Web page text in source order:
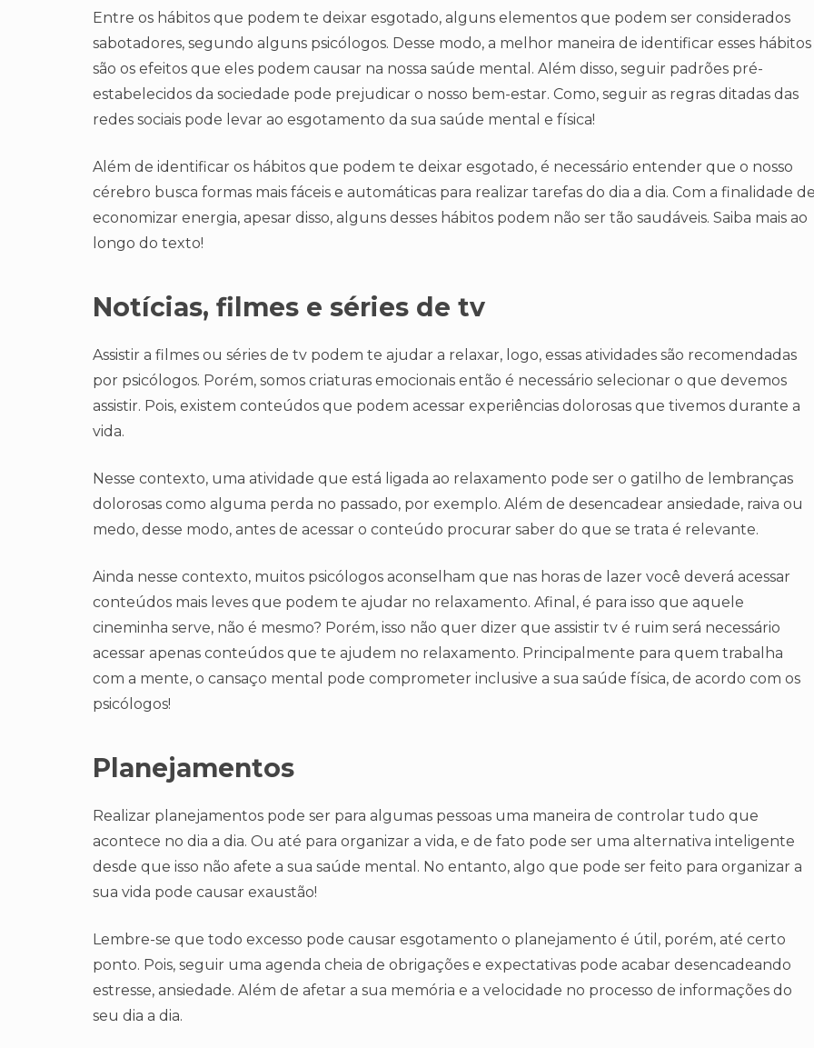
Entre os hábitos que podem te deixar esgotado, alguns elementos que podem ser considerados
sabotadores, segundo alguns psicólogos. Desse modo, a melhor maneira de identificar esses hábitos
são os efeitos que eles podem causar na nossa saúde mental. Além disso, seguir padrões pré-
estabelecidos da sociedade pode prejudicar o nosso bem-estar. Como, seguir as regras ditadas das
redes sociais pode levar ao esgotamento da sua saúde mental e física!
Além de identificar os hábitos que podem te deixar esgotado, é necessário entender que o nosso
cérebro busca formas mais fáceis e automáticas para realizar tarefas do dia a dia. Com a finalidade
economizar energia, apesar disso, alguns desses hábitos podem não ser tão saudáveis. Saiba mais ao
longo do texto!
Notícias, filmes e séries de tv
Assistir a filmes ou séries de tv podem te ajudar a relaxar, logo, essas atividades são recomendadas
por psicólogos. Porém, somos criaturas emocionais então é necessário selecionar o que devemos
assistir. Pois, existem conteúdos que podem acessar experiências dolorosas que tivemos durante a
vida.
Nesse contexto, uma atividade que está ligada ao relaxamento pode ser o gatilho de lembranças
dolorosas como alguma perda no passado, por exemplo. Além de desencadear ansiedade, raiva ou
medo, desse modo, antes de acessar o conteúdo procurar saber do que se trata é relevante.
Ainda nesse contexto, muitos psicólogos aconselham que nas horas de lazer você deverá acessar
conteúdos mais leves que podem te ajudar no relaxamento. Afinal, é para isso que aquele
cineminha serve, não é mesmo? Porém, isso não quer dizer que assistir tv é ruim será necessário
acessar apenas conteúdos que te ajudem no relaxamento. Principalmente para quem trabalha
com a mente, o cansaço mental pode comprometer inclusive a sua saúde física, de acordo com os
psicólogos!
Planejamentos
Realizar planejamentos pode ser para algumas pessoas uma maneira de controlar tudo que
acontece no dia a dia. Ou até para organizar a vida, e de fato pode ser uma alternativa inteligente
desde que isso não afete a sua saúde mental. No entanto, algo que pode ser feito para organizar a
sua vida pode causar exaustão!
Lembre-se que todo excesso pode causar esgotamento o planejamento é útil, porém, até certo
ponto. Pois, seguir uma agenda cheia de obrigações e expectativas pode acabar desencadeando
estresse, ansiedade. Além de afetar a sua memória e a velocidade no processo de informações do
seu dia a dia.